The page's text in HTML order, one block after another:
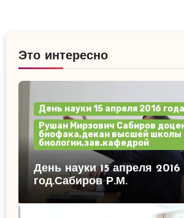
Это интересно
День науки 15 апреля 2016 года
Рушан Мирзович Сабиров
биофака,декан высшей школы
биологии,зав.кафедрой
День науки 15 апреля 2016
год.Сабиров Р.М.